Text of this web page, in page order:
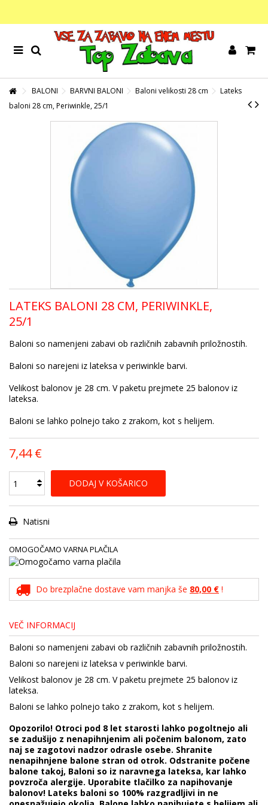
BALONI BARVNI BALONI Baloni velikosti 28 cm
Lateks
baloni 28 cm, Periwinkle, 25/1
LATEKS BALONI 28 CM, PERIWINKLE,
25/1
Baloni so namenjeni zabavi ob različnih zabavnih priložnostih.
Baloni so narejeni iz lateksa v periwinkle barvi.
Velikost balonov je 28 cm. V paketu prejmete 25 balonov iz
lateksa.
Baloni se lahko polnejo tako z zrakom, kot s helijem.
7,44 €
DODAJ V KOŠARICO
Natisni
OMOGOČAMO VARNA PLAČILA
Do brezplačne dostave vam manjka še 80,00 € !
VEČ INFORMACIJ
Baloni so namenjeni zabavi ob različnih zabavnih priložnostih.
Baloni so narejeni iz lateksa v periwinkle barvi.
Velikost balonov je 28 cm. V paketu prejmete 25 balonov iz
lateksa.
Baloni se lahko polnejo tako z zrakom, kot s helijem.
Opozorilo! Otroci pod 8 let starosti lahko pogoltnejo ali
se zadušijo z nenapihnjenim ali počenim balonom, zato
naj se zagotovi nadzor odrasle osebe. Shranite
nenapihnjene balone stran od otrok. Odstranite počene
balone takoj, Baloni so iz naravnega lateksa, kar lahko
povzroča alergije. Uporabite tlačilko za napihovanje
balonov! Lateks baloni so 100% razgradljivi in ne